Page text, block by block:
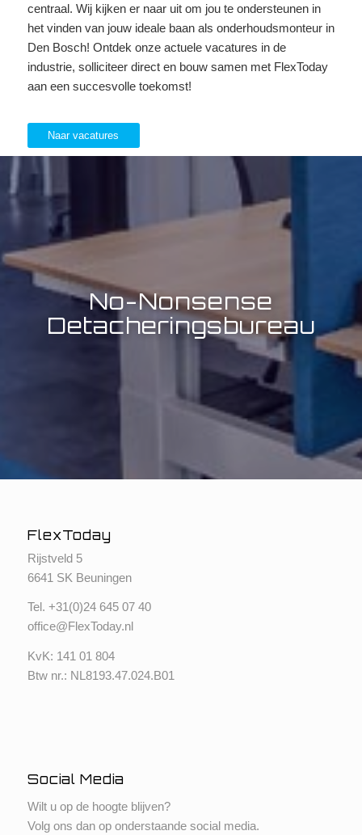
centraal. Wij kijken er naar uit om jou te ondersteunen in
het vinden van jouw ideale baan als onderhoudsmonteur in
Den Bosch! Ontdek onze actuele vacatures in de
industrie, solliciteer direct en bouw samen met FlexToday
aan een succesvolle toekomst!
Naar vacatures
No-Nonsense
Detacheringsbureau
FlexToday
Rijstveld 5
6641 SK Beuningen
Tel. +31(0)24 645 07 40
office@FlexToday.nl
KvK: 141 01 804
Btw nr.: NL8193.47.024.B01
Social Media
Wilt u op de hoogte blijven?
Volg ons dan op onderstaande social media.